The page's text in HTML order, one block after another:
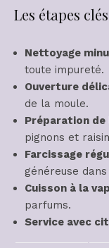
Les étapes
Nettoyage
toute impureté.
Ouverture
de la moule.
Préparation de
pignons et
Farcissage
généreuse
Cuisson à la
parfums.
Service avec